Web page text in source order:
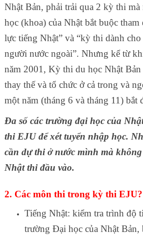
Nhật Bản, phải trải qua 2 kỳ thi
học (khoa) của Nhật bắt buộc
lực tiếng Nhật” và “kỳ thi dành
người nước ngoài”. Nhưng kể từ
năm 2001, Kỳ thi du học Nhật
thay thế và tổ chức ở cả trong và
một năm (tháng 6 và tháng 11) bắt
Đa sốcác trường đại học của Nhậ
thi EJUđểxét tuyển nhập học. Nh
cần dựthiởnước mình mà khô
Nhật thiđầu vào.
2. Các môn thi trong kỳ thi EJU?
Tiếng Nhật: kiểm tra trình độ
trường Đại học của Nhật Bản,